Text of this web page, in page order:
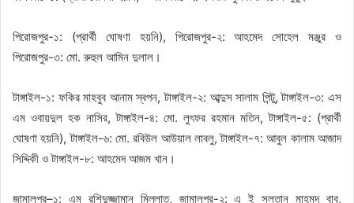
পিরোজপুর-১: (প্রার্থী ঘোষণা হয়নি), পিরোজপুর-২: আহমেদ সোহেল মঞ্জুর ও
পিরোজপুর-৩: মো. রুহুল আমিন দুলাল।
টাঙ্গাইল-১: ফকির মাহবুব আনাম স্বপন, টাঙ্গাইল-২: আব্দুস সালাম পিন্টু, টাঙ্গাইল-৩: এস
এম ওবায়দুল হক নাসির, টাঙ্গাইল-৪: মো. লুৎফর রহমান মতিন, টাঙ্গাইল-৫: (প্রার্থী
ঘোষণা হয়নি), টাঙ্গাইল-৬: মো. রবিউল আউয়াল লাবলু, টাঙ্গাইল-৭: আবুল কালাম আজাদ
সিদ্দিকী ও টাঙ্গাইল-৮: আহমেদ আজম খান।
জামালপুর–১: এম রশিদুজ্জামান মিল্লাত, জামালপুর-২: এ ই সুলতান মাহমুদ বাবু,